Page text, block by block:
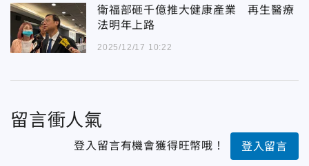
衛福部砸千億推大健康產業 再生醫療
法明年上路
2025/12/17 10:22
留言衝人氣
登入留言有機會獲得旺幣哦！ 登入留言